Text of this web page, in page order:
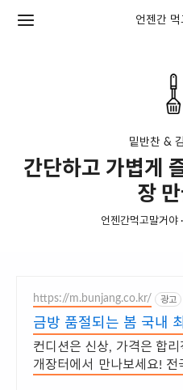
언젠간
밑반찬 &
간단하고 가볍게
장
언젠간먹고말거야·
https://m.bunjang.co.kr/ 광고
금방 품절되는 봄 국내
드 중고거래
컨디션은 신상, 가격은 합리
개장터에서 만나보세요! 전